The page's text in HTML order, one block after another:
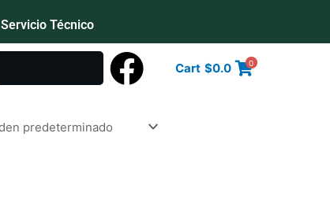
Servicio Técnico
Cart $0.0 0